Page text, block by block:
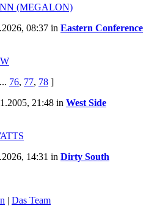
(MEGALON)
08:37 in Eastern Conference
... 76, 77, 78 ]
21:48 in West Side
14:31 in Dirty South
| Das Team